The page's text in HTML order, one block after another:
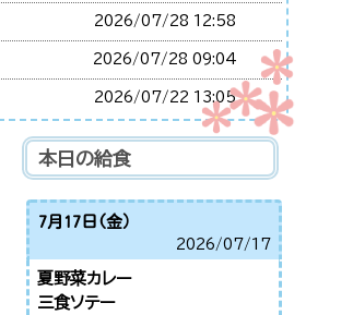
2026/07/28 12:58
2026/07/28 09:04
2026/07/22 13:05
2026/07/21 12:22
2026/07/21 11:29
2026/
07/17 14:30
2026/
本日の給食
7月17日(金）
2026/07/17
夏野菜カレー
三食ソテー